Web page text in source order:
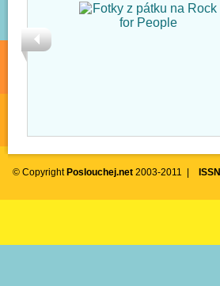
© Copyright Poslouchej.net 2003-2011 | ISSN